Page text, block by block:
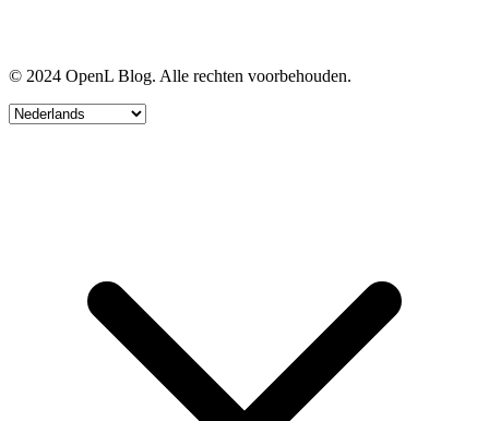
© 2024 OpenL Blog. Alle rechten voorbehouden.